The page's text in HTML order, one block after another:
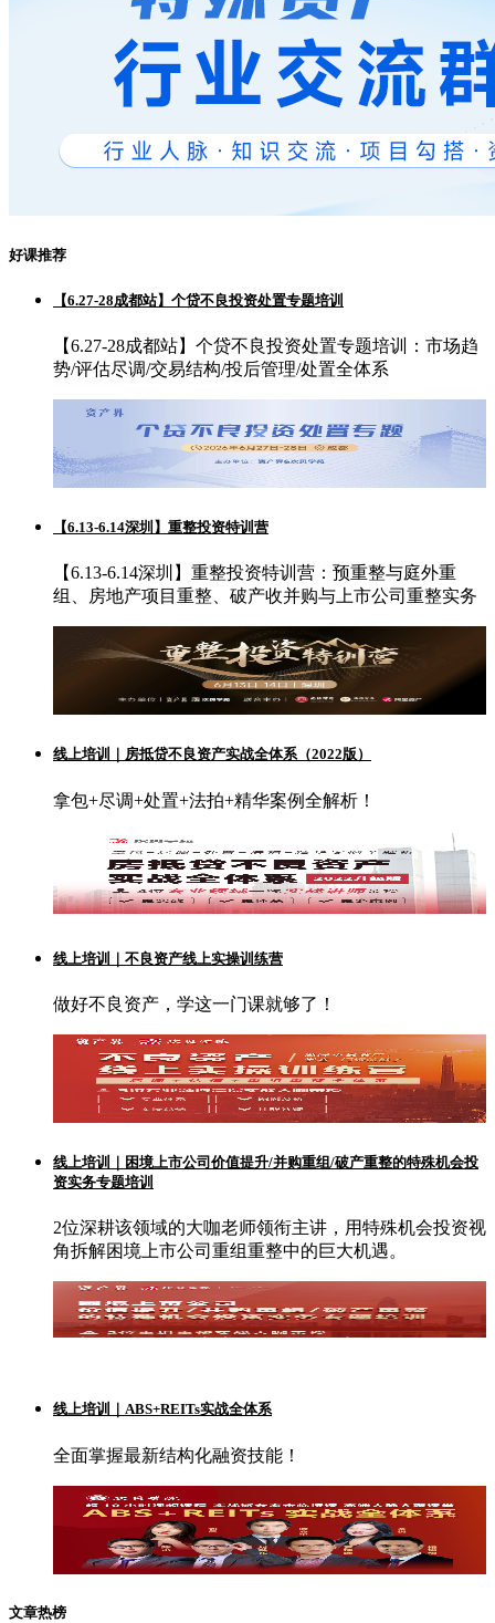
好课推荐
【6.27-28成都站】个贷不良投资处置专题培训
【6.27-28成都站】个贷不良投资处置专题培训：市场趋
势/评估尽调/交易结构/投后管理/处置全体系
【6.13-6.14深圳】重整投资特训营
【6.13-6.14深圳】重整投资特训营：预重整与庭外重
组、房地产项目重整、破产收并购与上市公司重整实务
线上培训｜房抵贷不良资产实战全体系（2022版）
拿包+尽调+处置+法拍+精华案例全解析！
线上培训｜不良资产线上实操训练营
做好不良资产，学这一门课就够了！
线上培训｜困境上市公司价值提升/并购重组/破产重整的特殊机会投
资实务专题培训
2位深耕该领域的大咖老师领衔主讲，用特殊机会投资视
角拆解困境上市公司重组重整中的巨大机遇。
线上培训｜ABS+REITs实战全体系
全面掌握最新结构化融资技能！
文章热榜